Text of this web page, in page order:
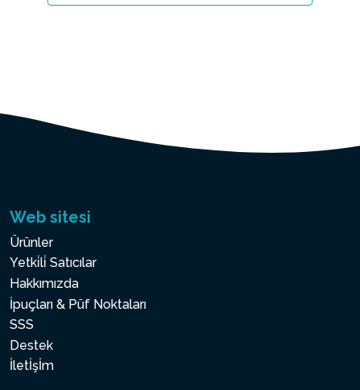
Web sitesi
Ürünler
Yetki̇li̇ Satıcılar
Hakkımızda
İpuçları & Püf Noktaları
SSS
Destek
İletİşİm